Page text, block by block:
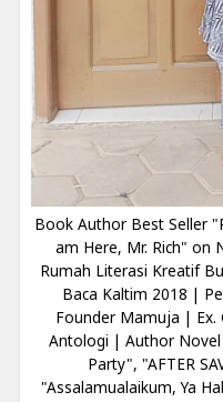
Book Author Best Seller
am Here, Mr. Rich"
Rumah Literasi Kreatif
Baca Kaltim 2018 |
Founder Mamuja | Ex.
Antologi | Author Novel
Party", "AFTER
"Assalamualaikum, Ya